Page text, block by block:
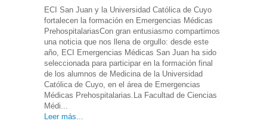
ECI San Juan y la Universidad Católica de Cuyo
fortalecen la formación en Emergencias Médicas
PrehospitalariasCon gran entusiasmo compartimos
una noticia que nos llena de orgullo: desde este
año, ECI Emergencias Médicas San Juan ha sido
seleccionada para participar en la formación final
de los alumnos de Medicina de la Universidad
Católica de Cuyo, en el área de Emergencias
Médicas Prehospitalarias.La Facultad de Ciencias
Médi...
Leer más...